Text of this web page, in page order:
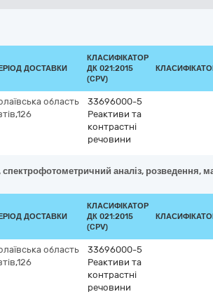
ДОСТАВКИ
КЛАСИФІКАТОР
ДК 021:2015
(CPV)
область
33696000-5
Реактиви та
контрастні
речовини
спектрофотометричний аналіз,
ДОСТАВКИ
КЛАСИФІКАТОР
ДК 021:2015
(CPV)
область
33696000-5
Реактиви та
контрастні
речовини